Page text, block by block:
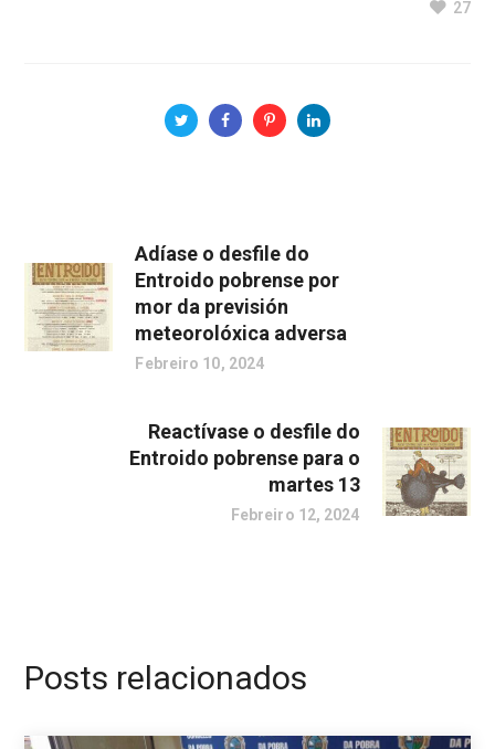
27
Adíase o desfile do
Entroido pobrense por
mor da previsión
meteorolóxica adversa
Febreiro 10, 2024
Reactívase o desfile do
Entroido pobrense para o
martes 13
Febreiro 12, 2024
Posts relacionados